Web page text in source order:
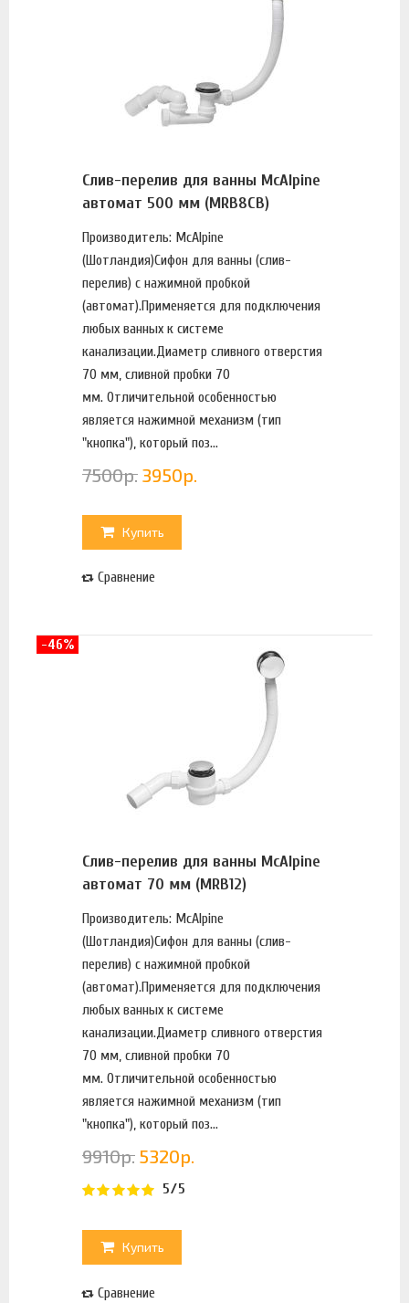
Слив-перелив для ванны McAlpine
автомат 500 мм (MRB8CB)
Производитель: McAlpine
(Шотландия)Сифон для ванны (слив-
перелив) с нажимной пробкой
(автомат).Применяется для подключения
любых ванных к системе
канализации.Диаметр сливного отверстия
70 мм, сливной пробки 70
мм. Отличительной особенностью
является нажимной механизм (тип
"кнопка"), который поз...
7500р. 3950р.
Купить
Сравнение
Слив-перелив для ванны McAlpine
автомат 70 мм (MRB12)
Производитель: McAlpine
(Шотландия)Сифон для ванны (слив-
перелив) с нажимной пробкой
(автомат).Применяется для подключения
любых ванных к системе
канализации.Диаметр сливного отверстия
70 мм, сливной пробки 70
мм. Отличительной особенностью
является нажимной механизм (тип
"кнопка"), который поз...
9910р. 5320р.
5/5
Купить
Сравнение
-46%